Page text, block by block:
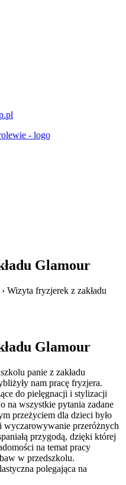
Glamour
› Wizyta fryzjerek z zakładu
Glamour
panie z zakładu
nam pracę fryzjera.
do pielęgnacji i stylizacji
na wszystkie pytania zadane
przeżyciem dla dzieci było
wyczarowywanie przeróżnych
przygodą, dzięki której
na temat pracy
w przedszkolu.
polegająca na